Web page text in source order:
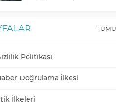
TÜMÜ
Politikası
Doğrulama İlkesi
İlkeleri